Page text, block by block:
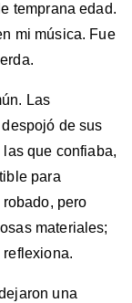
temprana edad.
mi música. Fue
Las
de sus
que confiaba,
para
pero
materiales;
reflexiona.
una